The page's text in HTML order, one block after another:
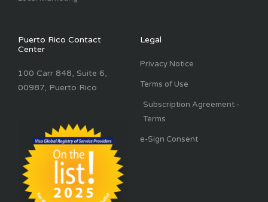
Puerto Rico Contact
Center
100 Carr 848, Suite 6,
00987, Puerto Rico
Legal
Privacy Notice
Terms of Use
Subscription Agreement -
Terms
e-Sign Consent